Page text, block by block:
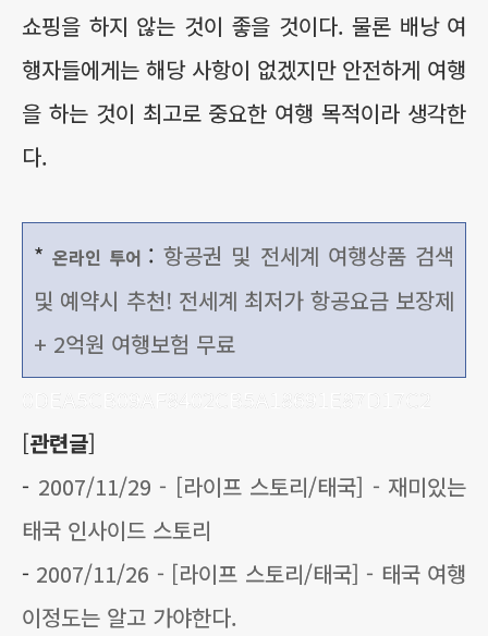
쇼핑을 하지 않는 것이 좋을 것이다. 물론 배낭 여
행자들에게는 해당 사항이 없겠지만 안전하게 여행
을 하는 것이 최고로 중요한 여행 목적이라 생각한
다.
*온라인 투어 : 항공권 및 전세계 여행상품 검색
및 예약시 추천! 전세계 최저가 항공요금 보장제
+ 2억원 여행보험 무료
0DEA5CB09AF8402CB5A18691E87D17C2
[관련글]
- 2007/11/29 - [라이프 스토리/태국] - 재미있는
태국 인사이드 스토리
- 2007/11/26 - [라이프 스토리/태국] - 태국 여행
이정도는 알고 가야한다.